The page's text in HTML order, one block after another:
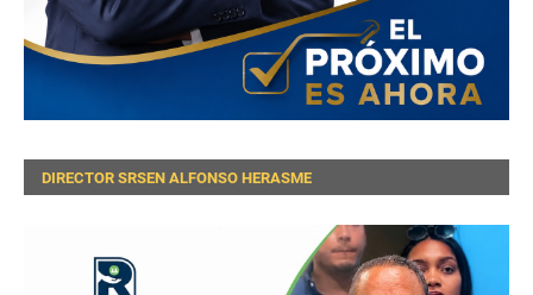
DIRECTOR SRSEN ALFONSO HERASME